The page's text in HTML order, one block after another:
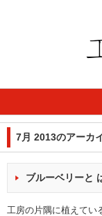
7月 2013のアーカ
ブルーベリーと
工房の片隅に植えてい